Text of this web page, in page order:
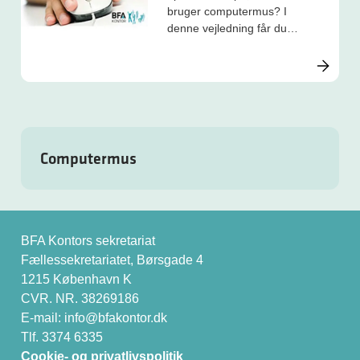
Computermus
bruger computermus? I
denne vejledning får du
BFA Kontors sekretariat
Fællessekretariatet, Børsgade 4
1215 København K
CVR. NR. 38269186
E-mail: info@bfakontor.dk
Tlf. 3374 6335
Cookie- og privatlivspolitik